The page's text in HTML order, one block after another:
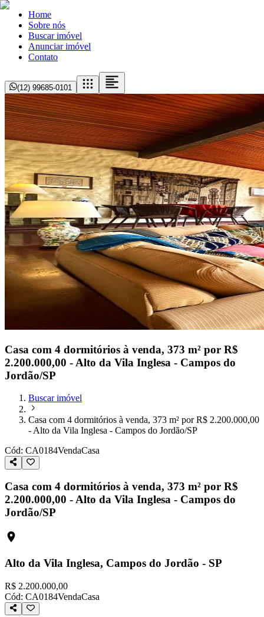
Home
Sobre nós
Buscar imóvel
Anunciar imóvel
Contato
(12) 99685-0101
Casa com 4 dormitórios à venda, 373 m² por R$
2.200.000,00 - Alto da Vila Inglesa - Campos do
Jordão/SP
Buscar imóvel
Casa com 4 dormitórios à venda, 373 m² por R$ 2.200.000,00
- Alto da Vila Inglesa - Campos do Jordão/SP
Cód: CA0184VendaCasa
Casa com 4 dormitórios à venda, 373 m² por R$
2.200.000,00 - Alto da Vila Inglesa - Campos do
Jordão/SP
Alto da Vila Inglesa, Campos do Jordão - SP
R$ 2.200.000,00
Cód: CA0184VendaCasa